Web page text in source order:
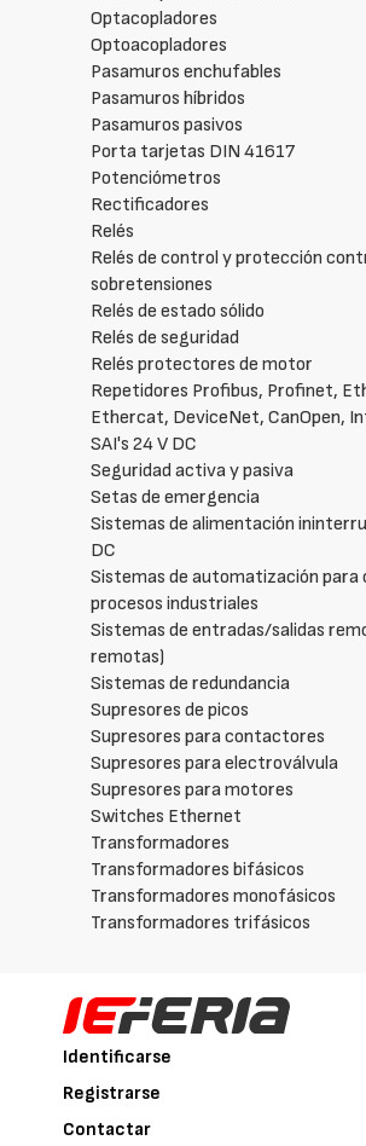
Optacopladores
Optoacopladores
Pasamuros enchufables
Pasamuros híbridos
Pasamuros pasivos
Porta tarjetas DIN 41617
Potenciómetros
Rectificadores
Relés
Relés de control y protección
sobretensiones
Relés de estado sólido
Relés de seguridad
Relés protectores de motor
Repetidores Profibus, Profinet,
Ethercat, DeviceNet, CanOpen,
SAI's 24 V DC
Seguridad activa y pasiva
Setas de emergencia
Sistemas de alimentación
DC
Sistemas de automatización para
procesos industriales
Sistemas de entradas/salidas
remotas)
Sistemas de redundancia
Supresores de picos
Supresores para contactores
Supresores para electroválvula
Supresores para motores
Switches Ethernet
Transformadores
Transformadores bifásicos
Transformadores monofásicos
Transformadores trifásicos
Identificarse
Registrarse
Contactar